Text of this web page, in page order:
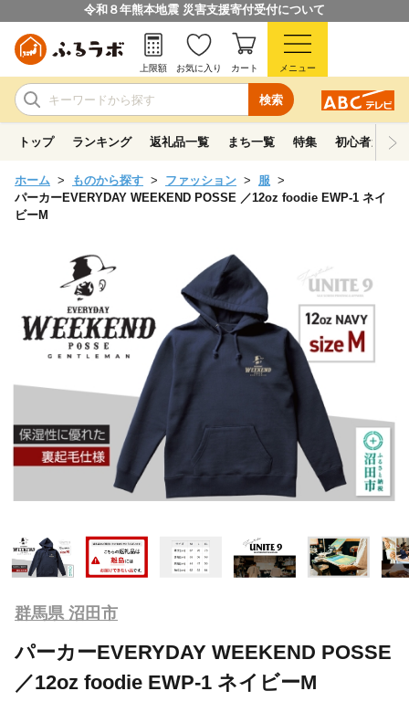
令和８年熊本地震 災害支援寄付受付について
検索
上限額 お気に入り カート メニュー
トップ ランキング 返礼品一覧 まち一覧 特集 初心者ガイド
ホーム ものから探す ファッション
服
パーカーEVERYDAY WEEKEND POSSE ／12oz foodie EWP-1 ネイ
ビーM
群馬県 沼田市
パーカーEVERYDAY WEEKEND POSSE
／12oz foodie EWP-1 ネイビーM